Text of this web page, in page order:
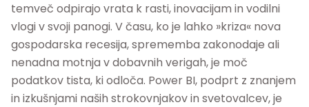
temveč odpirajo vrata k rasti, inovacijam in vodilni
vlogi v svoji panogi. V času, ko je lahko »kriza« nova
gospodarska recesija, sprememba zakonodaje ali
nenadna motnja v dobavnih verigah, je moč
podatkov tista, ki odloča. Power BI, podprt z znanjem
in izkušnjami naših strokovnjakov in svetovalcev, je